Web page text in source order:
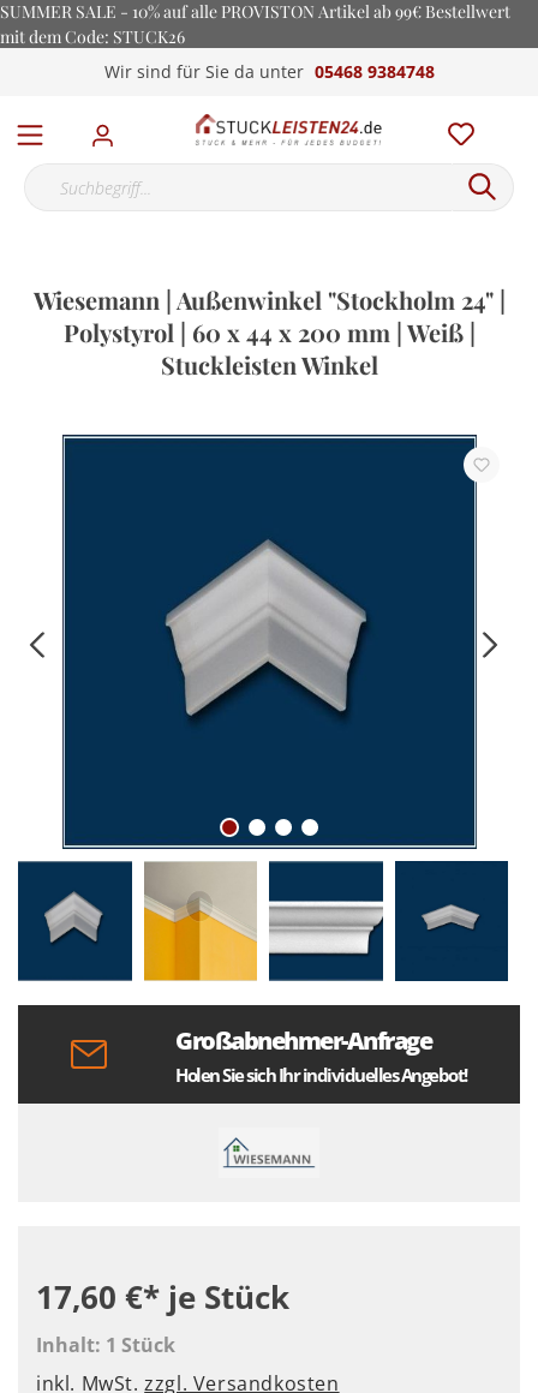
SUMMER SALE - 10% auf alle PROVISTON Artikel ab 99€ Bestellwert
mit dem Code: STUCK26
Wir sind für Sie da unter 05468 9384748
Wiesemann | Außenwinkel "Stockholm 24" |
Polystyrol | 60 x 44 x 200 mm | Weiß |
Stuckleisten Winkel
Großabnehmer-Anfrage
Holen Sie sich Ihr individuelles Angebot!
17,60 €* je Stück
Inhalt: 1 Stück
inkl. MwSt.zzgl. Versandkosten